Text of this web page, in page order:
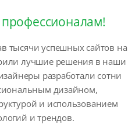
тысячи успешных сайтов на
лучшие решения в наши
разработали сотни
дизайном,
и использованием
и трендов.